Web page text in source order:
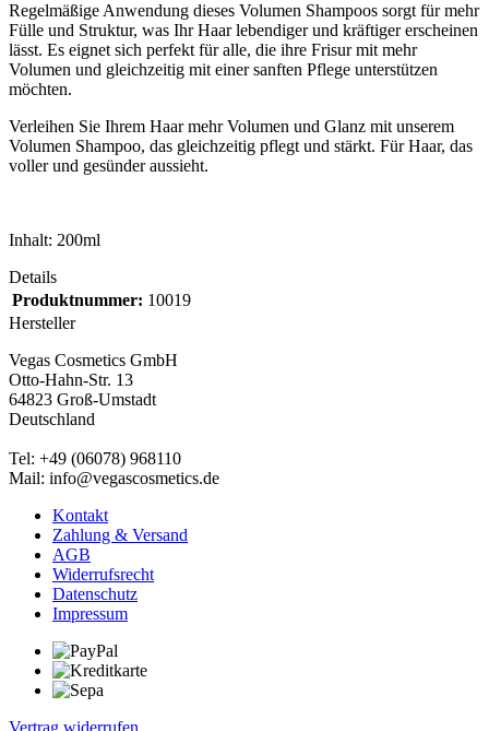
Regelmäßige Anwendung dieses Volumen Shampoos sorgt für mehr
Fülle und Struktur, was Ihr Haar lebendiger und kräftiger erscheinen
lässt. Es eignet sich perfekt für alle, die ihre Frisur mit mehr
Volumen und gleichzeitig mit einer sanften Pflege unterstützen
möchten.
Verleihen Sie Ihrem Haar mehr Volumen und Glanz mit unserem
Volumen Shampoo, das gleichzeitig pflegt und stärkt. Für Haar, das
voller und gesünder aussieht.
Inhalt: 200ml
Details
Produktnummer: 10019
Hersteller
Vegas Cosmetics GmbH
Otto-Hahn-Str. 13
64823 Groß-Umstadt
Deutschland
Tel: +49 (06078) 968110
Mail: info@vegascosmetics.de
Kontakt
Zahlung & Versand
AGB
Widerrufsrecht
Datenschutz
Impressum